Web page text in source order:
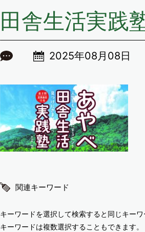
田舎生活実践
2025年08月08日
関連キーワード
キーワードを選択して検索すると同じキーワ
キーワードは複数選択することもできます。